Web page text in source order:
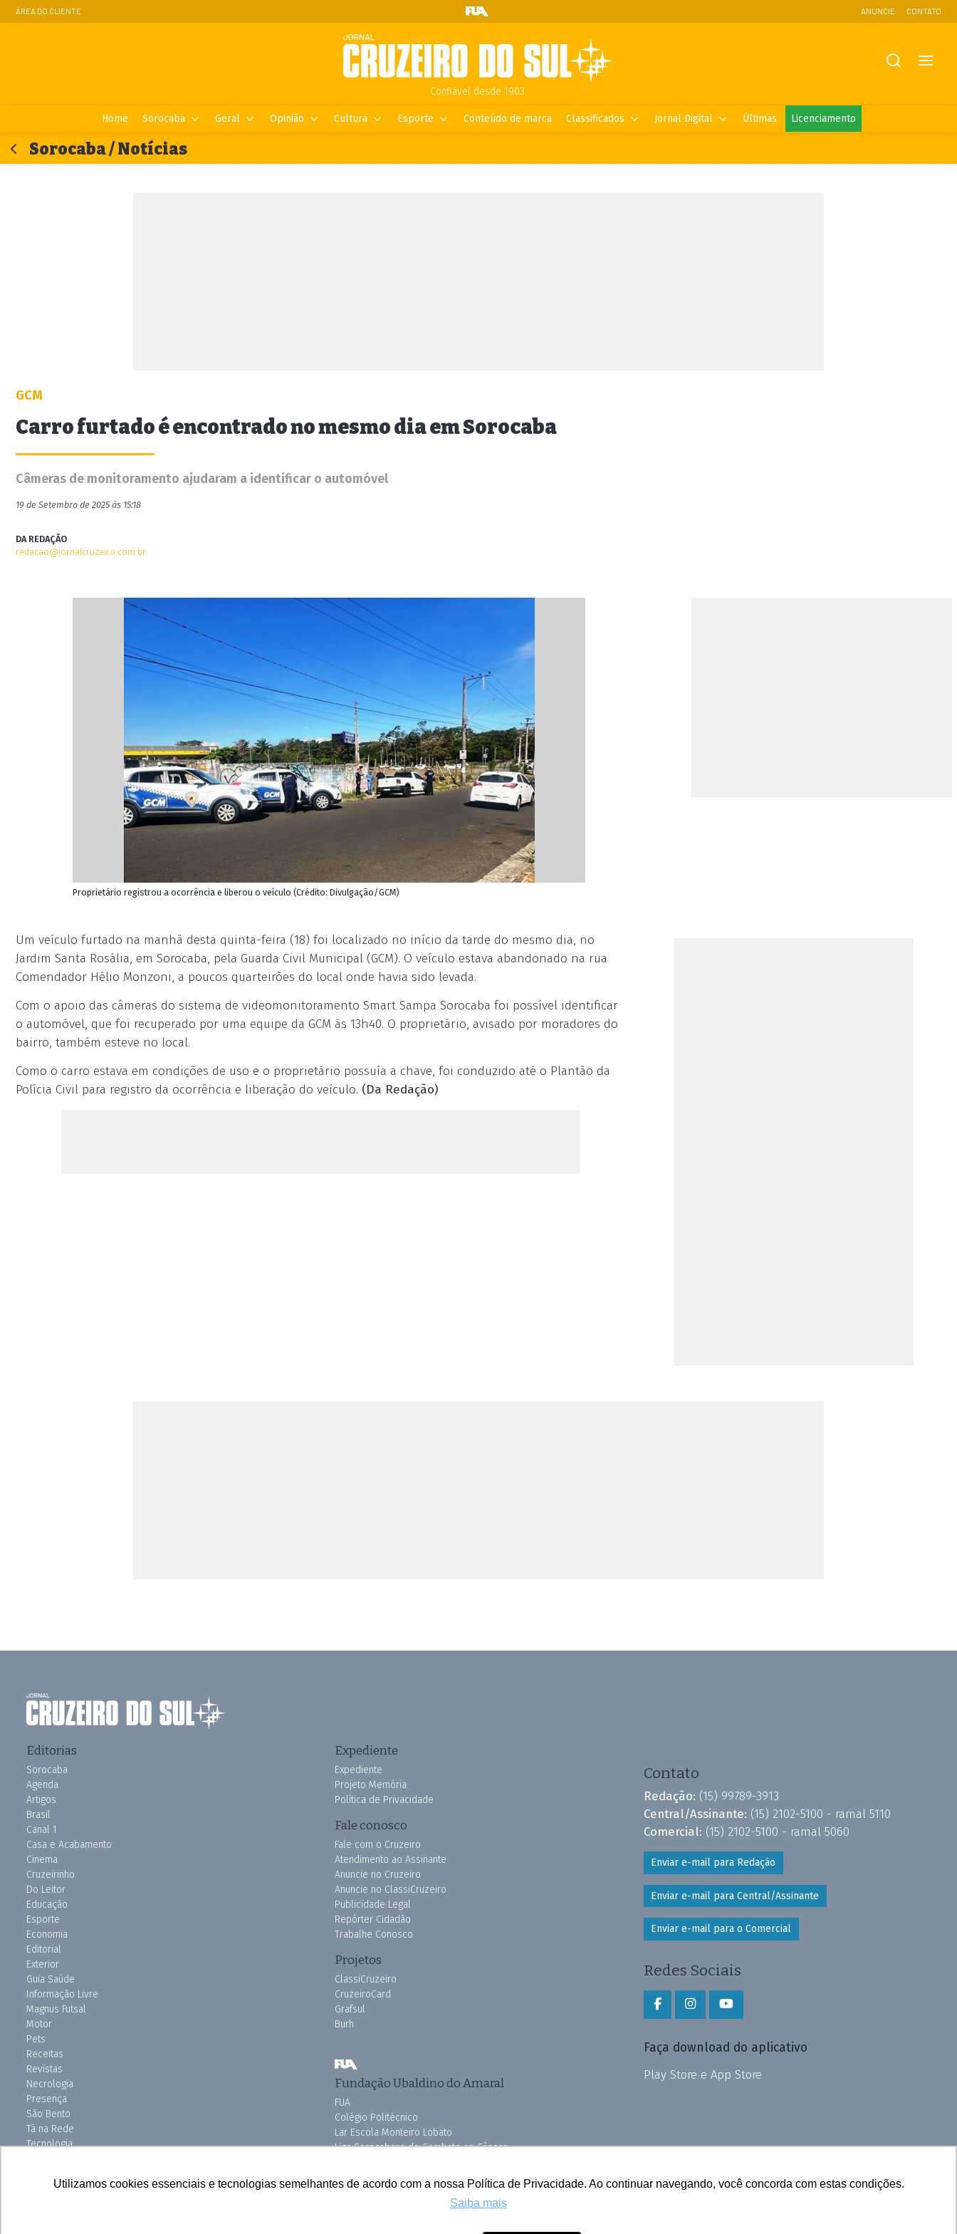
Utilizamos cookies essenciais e tecnologias semelhantes de acordo com a nossa Política de Privacidade. Ao continuar navegando, você concorda com estas condições.
Saiba mais
ÁREA DO CLIENTE ANUNCIE CONTATO
Confiável desde 1903.
Home Sorocaba Geral Opinião Cultura Esporte Conteúdo de marca Classificados Jornal Digital Últimas Licenciamento
Sorocaba / Notícias
GCM
Carro furtado é encontrado no mesmo dia em Sorocaba
Câmeras de monitoramento ajudaram a identificar o automóvel
19 de Setembro de 2025 às 15:18
DA REDAÇÃO
redacao@jornalcruzeiro.com.br
Proprietário registrou a ocorrência e liberou o veículo (Crédito: Divulgação/GCM)
Um veículo furtado na manhã desta quinta-feira (18) foi localizado no início da tarde do mesmo dia, no
Jardim Santa Rosália, em Sorocaba, pela Guarda Civil Municipal (GCM). O veículo estava abandonado na rua
Comendador Hélio Monzoni, a poucos quarteirões do local onde havia sido levada.
Com o apoio das câmeras do sistema de videomonitoramento Smart Sampa Sorocaba foi possível identificar
o automóvel, que foi recuperado por uma equipe da GCM às 13h40. O proprietário, avisado por moradores do
bairro, também esteve no local.
Como o carro estava em condições de uso e o proprietário possuía a chave, foi conduzido até o Plantão da
Polícia Civil para registro da ocorrência e liberação do veículo. (Da Redação)
Editorias
Sorocaba
Agenda
Artigos
Brasil
Canal 1
Casa e Acabamento
Cinema
Cruzeirinho
Do Leitor
Educação
Esporte
Economia
Editorial
Exterior
Guia Saúde
Informação Livre
Magnus Futsal
Motor
Pets
Receitas
Revistas
Necrologia
Presença
São Bento
Tá na Rede
Tecnologia
Expediente
Expediente
Projeto Memória
Política de Privacidade
Fale conosco
Fale com o Cruzeiro
Atendimento ao Assinante
Anuncie no Cruzeiro
Anuncie no ClassiCruzeiro
Publicidade Legal
Repórter Cidadão
Trabalhe Conosco
Projetos
ClassiCruzeiro
CruzeiroCard
Grafsul
Burh
Fundação Ubaldino do Amaral
FUA
Colégio Politécnico
Lar Escola Monteiro Lobato
Liga Sorocabana de Combate ao Câncer
Pink do Bem OSSEL
Contato
Redação: (15) 99789-3913
Central/Assinante: (15) 2102-5100 - ramal 5110
Comercial: (15) 2102-5100 - ramal 5060
Enviar e-mail para Redação
Enviar e-mail para Central/Assinante
Enviar e-mail para o Comercial
Redes Sociais
Faça download do aplicativo
Play Store e App Store